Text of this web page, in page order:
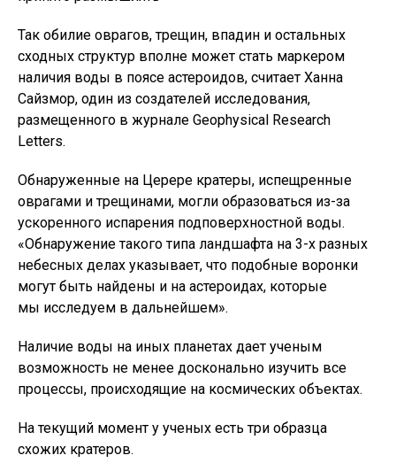
Так обилие оврагов, трещин, впадин и остальных
сходных структур вполне может стать маркером
наличия воды в поясе астероидов, считает Ханна
Сайзмор, один из создателей исследования,
размещенного в журнале Geophysical Research
Letters.
Обнаруженные на Церере кратеры, испещренные
оврагами и трещинами, могли образоваться из-за
ускоренного испарения подповерхностной воды.
«Обнаружение такого типа ландшафта на 3-х разных
небесных делах указывает, что подобные воронки
могут быть найдены и на астероидах, которые
мы исследуем в дальнейшем».
Наличие воды на иных планетах дает ученым
возможность не менее досконально изучить все
процессы, происходящие на космических объектах.
На текущий момент у ученых есть три образца
схожих кратеров.